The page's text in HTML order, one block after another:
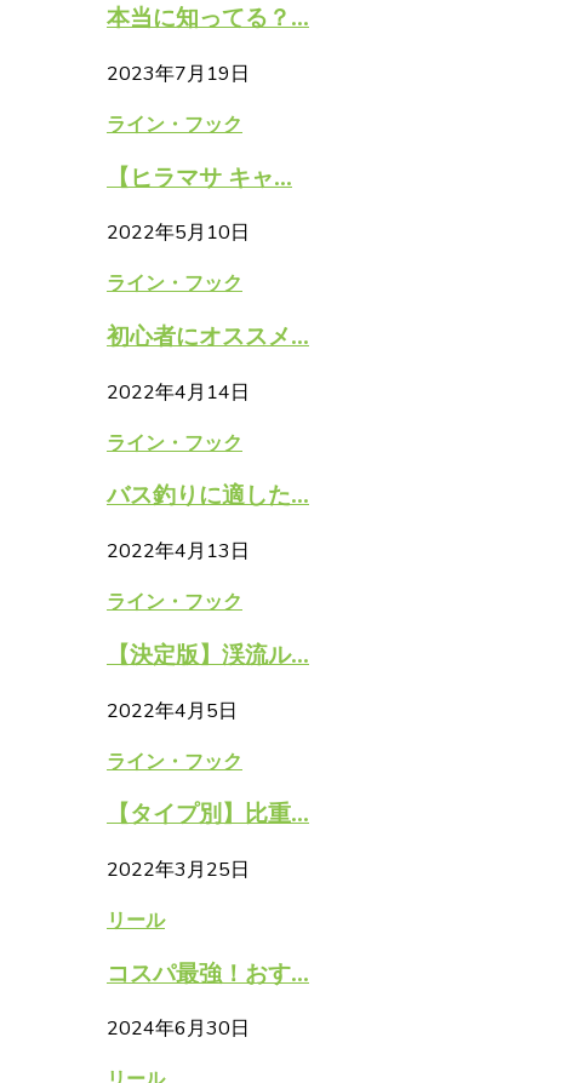
本当に知ってる？...
2023年7月19日
ライン・フック
【ヒラマサ キャ...
2022年5月10日
ライン・フック
初心者にオススメ...
2022年4月14日
ライン・フック
バス釣りに適した...
2022年4月13日
ライン・フック
【決定版】渓流ル...
2022年4月5日
ライン・フック
【タイプ別】比重...
2022年3月25日
リール
コスパ最強！おす...
2024年6月30日